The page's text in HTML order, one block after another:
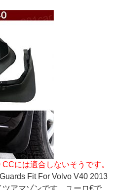
CCには適合しないそうです。
Fit For Volvo V40 2013
アマゾンです。ユーロ€で